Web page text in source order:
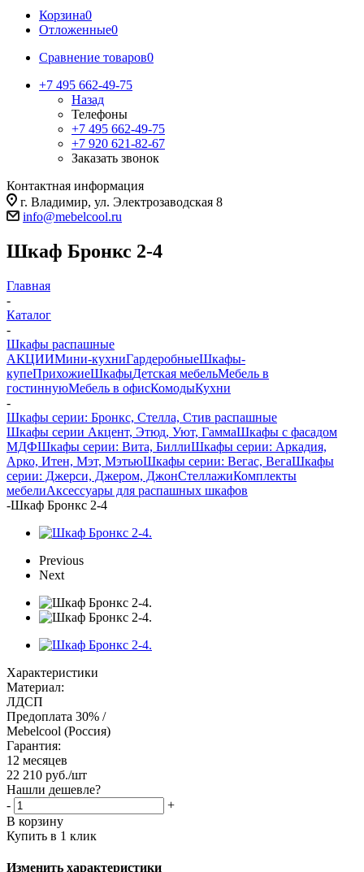
Корзина0
Отложенные0
Сравнение товаров0
+7 495 662-49-75
Назад
Телефоны
+7 495 662-49-75
+7 920 621-82-67
Заказать звонок
Контактная информация
г. Владимир, ул. Электрозаводская 8
info@mebelcool.ru
Шкаф Бронкс 2-4
Главная
-
Каталог
-
Шкафы распашные
АКЦИИМини-кухниГардеробныеШкафы-
купеПрихожиеШкафыДетская мебельМебель в
гостиннуюМебель в офисКомодыКухни
-
Шкафы серии: Бронкс, Стелла, Стив распашные
Шкафы серии Акцент, Этюд, Уют, ГаммаШкафы с фасадом
МДФШкафы серии: Вита, БиллиШкафы серии: Аркадия,
Арко, Итен, Мэт, МэтьюШкафы серии: Вегас, ВегаШкафы
серии: Джерси, Джером, ДжонСтеллажиКомплекты
мебелиАксессуары для распашных шкафов
-Шкаф Бронкс 2-4
Previous
Next
Характеристики
Материал:
ЛДСП
Предоплата 30% /
Mebelcool (Россия)
Гарантия:
12 месяцев
22 210 руб./шт
Нашли дешевле?
-
+
В корзину
Купить в 1 клик
Изменить характеристики